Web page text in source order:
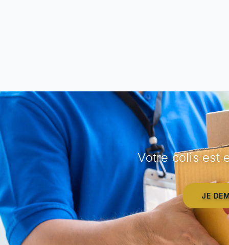
Votre colis est
JE